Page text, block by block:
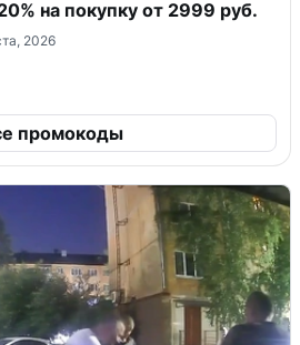
на покупку от 2999 руб.
2026
промокоды